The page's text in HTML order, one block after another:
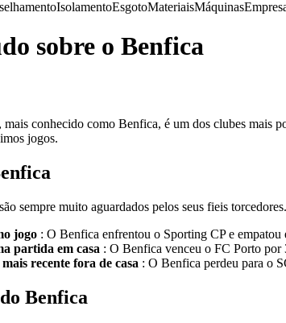
IsolamentoEsgotoMateriaisMáquinas
sobre o Benfica
conhecido como Benfica, é um dos clubes mais
jogos.
sempre muito aguardados pelos seus fieis
jogo : O Benfica enfrentou o Sporting CP e empatou
partida em casa : O Benfica venceu o FC Porto por
recente fora de casa : O Benfica perdeu para o
Benfica